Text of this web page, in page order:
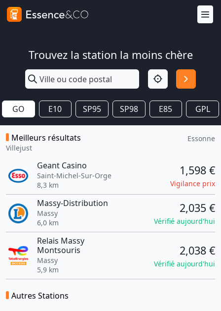
Trouvez la station la moins chère
GO E10 SP95 SP98 E85 GPL
Meilleurs résultats
Villejust
Essonne
Geant Casino
Saint-Michel-Sur-Orge
8,3 km
1,598 €
Vigilance prix
Massy-Distribution
Massy
6,0 km
2,035 €
Vérifié aujourd'hui
Relais Massy
Montsouris
Massy
5,9 km
2,038 €
Vérifié aujourd'hui
Autres Stations